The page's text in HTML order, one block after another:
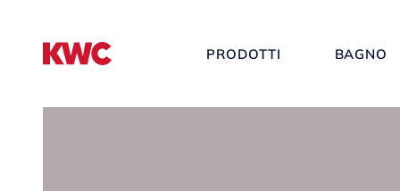
PRODOTTI BAGNO